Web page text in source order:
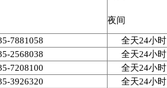
夜间
7881058
全天24小时
2568038
全天24小时
7208100
全天24小时
3926320 全天24小时